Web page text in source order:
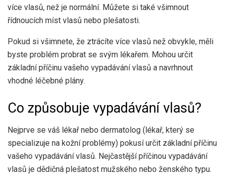
více vlasů, než je normální. Můžete si také všimnout
řídnoucích míst vlasů nebo plešatosti.
Pokud si všimnete, že ztrácíte více vlasů než obvykle, měli
byste problém probrat se svým lékařem. Mohou určit
základní příčinu vašeho vypadávání vlasů a navrhnout
vhodné léčebné plány.
Co způsobuje vypadávání vlasů?
Nejprve se váš lékař nebo dermatolog (lékař, který se
specializuje na kožní problémy) pokusí určit základní příčinu
vašeho vypadávání vlasů. Nejčastější příčinou vypadávání
vlasů je dědičná plešatost mužského nebo ženského typu.